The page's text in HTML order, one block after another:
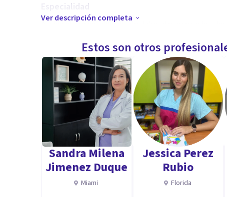
Especialidad
Ansiedad, duelos, dificultades laborales o
Ver descripción completa
Estos son otros
Sandra Milena
Jimenez Duque
Miami
Jessica Perez
Rubio
Florida